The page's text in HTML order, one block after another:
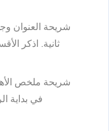
شريحة العنوان
ثانية. اذكر
شريحة ملخص
في بداية